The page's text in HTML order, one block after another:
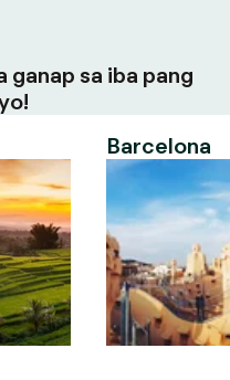
ganap sa iba pang
Barcelona